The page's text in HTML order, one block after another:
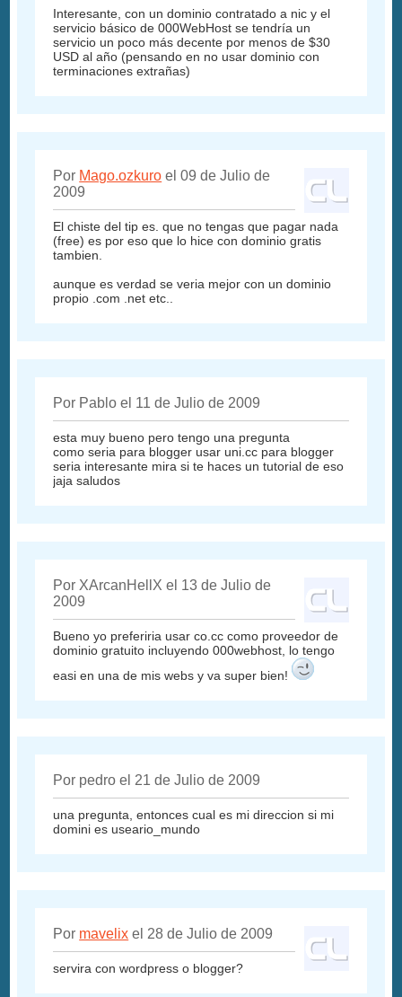
Interesante, con un dominio contratado a nic y el
servicio básico de 000WebHost se tendría un
servicio un poco más decente por menos de $30
USD al año (pensando en no usar dominio con
terminaciones extrañas)
Por Mago.ozkuro el 09 de Julio de
2009
El chiste del tip es. que no tengas que pagar nada
(free) es por eso que lo hice con dominio gratis
tambien.
aunque es verdad se veria mejor con un dominio
propio .com .net etc..
Por Pablo el 11 de Julio de 2009
esta muy bueno pero tengo una pregunta
como seria para blogger usar uni.cc para blogger
seria interesante mira si te haces un tutorial de eso
jaja saludos
Por XArcanHellX el 13 de Julio de
2009
Bueno yo preferiria usar co.cc como proveedor de
dominio gratuito incluyendo 000webhost, lo tengo
easi en una de mis webs y va super bien!
Por pedro el 21 de Julio de 2009
una pregunta, entonces cual es mi direccion si mi
domini es useario_mundo
Por mavelix el 28 de Julio de 2009
servira con wordpress o blogger?